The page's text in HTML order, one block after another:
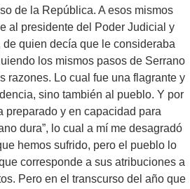
de la República. A esos mismos
al presidente del Poder Judicial y
quien decía que le consideraba
los mismos pasos de Serrano
razones. Lo cual fue una flagrante y
sino también al pueblo. Y por
preparado y en capacidad para
dura”, lo cual a mí me desagradó
hemos sufrido, pero el pueblo lo
corresponde a sus atribuciones a
Pero en el transcurso del año que